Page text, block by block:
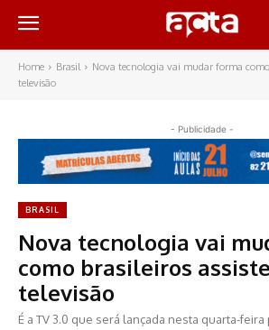
Home Brasil
Nova tecnologia vai mudar forma como
televisão
- Publicidade -
BRASIL
Nova tecnologia vai
como brasileiros
televisão
É a TV 3.0 que será lançada nesta quarta-